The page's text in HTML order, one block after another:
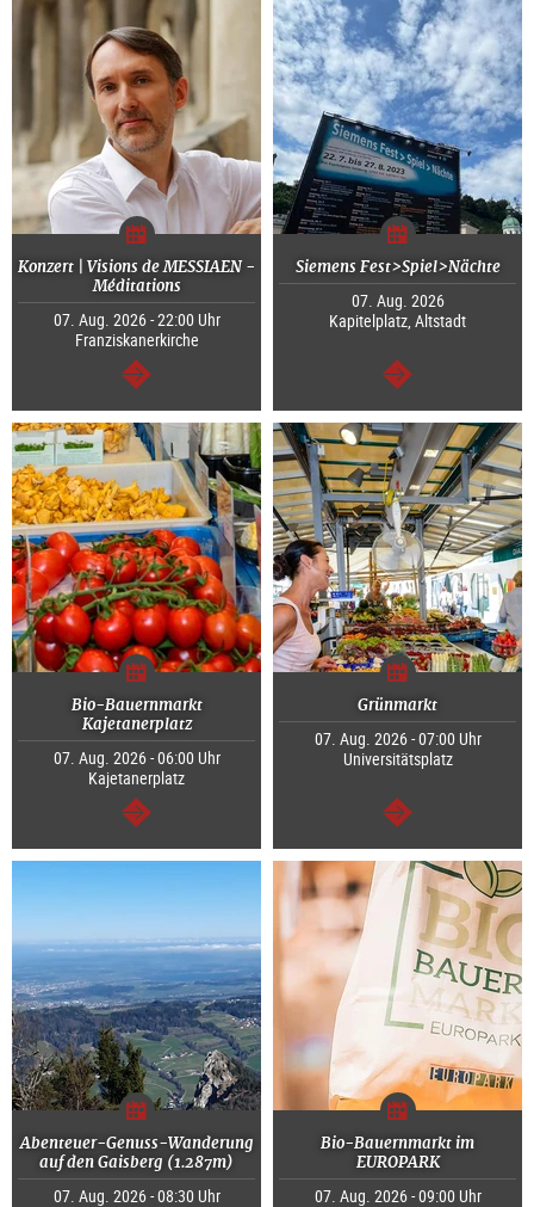
Konzert | Visions de MESSIAEN -
Méditations
07. Aug. 2026 - 22:00 Uhr
Franziskanerkirche
weiter
Siemens Fest>Spiel>Nächte
07. Aug. 2026
Kapitelplatz, Altstadt
weiter
Bio-Bauernmarkt
Kajetanerplatz
07. Aug. 2026 - 06:00 Uhr
Kajetanerplatz
weiter
Grünmarkt
07. Aug. 2026 - 07:00 Uhr
Universitätsplatz
weiter
Abenteuer-Genuss-Wanderung
auf den Gaisberg (1.287m)
07. Aug. 2026 - 08:30 Uhr
Bio-Bauernmarkt im
EUROPARK
07. Aug. 2026 - 09:00 Uhr